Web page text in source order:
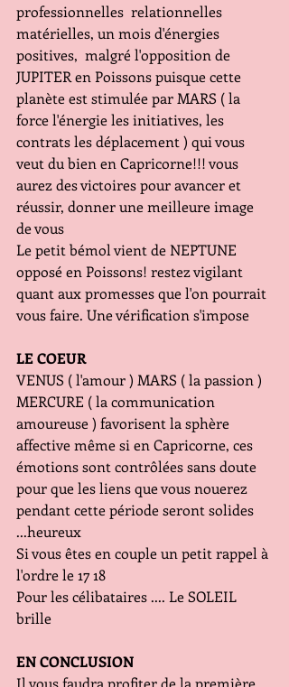
professionnelles  relationnelles
matérielles, un mois d'énergies
positives,  malgré l'opposition de
JUPITER en Poissons puisque cette
planète est stimulée par MARS ( la
force l'énergie les initiatives, les
contrats les déplacement ) qui vous
veut du bien en Capricorne!!! vous
aurez des victoires pour avancer et
réussir, donner une meilleure image
de vous
Le petit bémol vient de NEPTUNE
opposé en Poissons! restez vigilant
quant aux promesses que l'on pourrait
vous faire. Une vérification s'impose
LE COEUR
VENUS ( l'amour ) MARS ( la passion )
MERCURE ( la communication
amoureuse ) favorisent la sphère
affective même si en Capricorne, ces
émotions sont contrôlées sans doute
pour que les liens que vous nouerez
pendant cette période seront solides
...heureux
Si vous êtes en couple un petit rappel à
l'ordre le 17 18
Pour les célibataires .... Le SOLEIL
brille
EN CONCLUSION
Il vous faudra profiter de la première